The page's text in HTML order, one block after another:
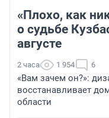
«Плохо, как
о судьбе
августе
2 часа 1 954 6
«Вам зачем он?»:
восстанавливает
области